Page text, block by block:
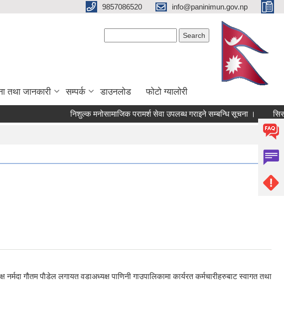
9857086520 info@paninimun.gov.np
तथा जानकारी सम्पर्क डाउनलोड फोटो ग्यालोरी
निशुल्क मनोसामाजिक परामर्श सेवा उपलब्ध गराइने सम्बन्धि सूचना । सिसा,
गौतम पाैडेल लगायत वडाअध्यक्ष पाणिनी गाउपालिकामा कार्यरत कर्मचारीहरुबाट स्वागत तथा